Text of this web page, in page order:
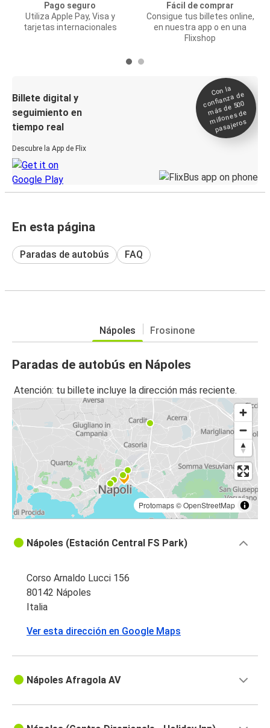
Pago seguro
Utiliza Apple Pay, Visa y
tarjetas internacionales
Fácil de comprar
Consigue tus billetes online,
en nuestra app o en una
Flixshop
Billete digital y
seguimiento en
tiempo real
Descubre la App de Flix
Con la
confianza de
más de 500
millones de
pasajeros
En esta página
Paradas de autobús FAQ
Nápoles Frosinone
Paradas de autobús en Nápoles
Atención: tu billete incluye la dirección más reciente.
Protomaps©OpenStreetMap
Nápoles (Estación Central FS Park)
Corso Arnaldo Lucci 156
80142 Nápoles
Italia
Ver esta dirección en Google Maps
Nápoles Afragola AV